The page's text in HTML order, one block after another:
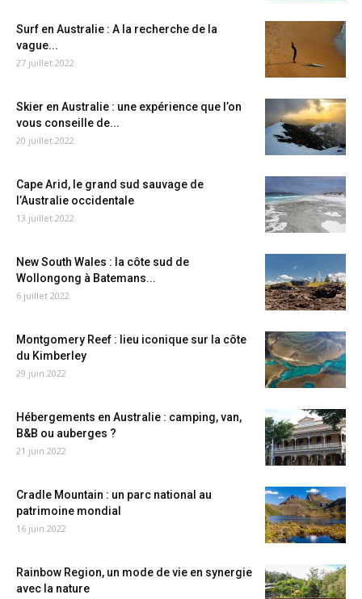
Surf en Australie : A la recherche de la
vague...
27 juillet 2022
Skier en Australie : une expérience que l’on
vous conseille de...
20 juillet 2022
Cape Arid, le grand sud sauvage de
l’Australie occidentale
13 juillet 2022
New South Wales : la côte sud de
Wollongong à Batemans...
6 juillet 2022
Montgomery Reef : lieu iconique sur la côte
du Kimberley
29 juin 2022
Hébergements en Australie : camping, van,
B&B ou auberges ?
21 juin 2022
Cradle Mountain : un parc national au
patrimoine mondial
16 juin 2022
Rainbow Region, un mode de vie en synergie
avec la nature